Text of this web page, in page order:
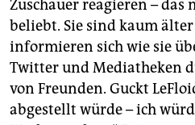
Zuschauer reagieren – das
beliebt. Sie sind kaum
informieren sich wie sie
Twitter und Mediatheken
von Freunden. Guckt
abgestellt würde – ich